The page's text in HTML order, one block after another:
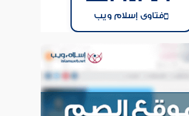
فتاوى إسلام ويب